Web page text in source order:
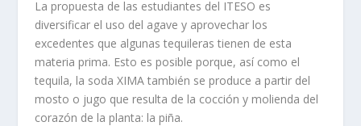
La propuesta de las estudiantes del ITESO es
diversificar el uso del agave y aprovechar los
excedentes que algunas tequileras tienen de esta
materia prima. Esto es posible porque, así como el
tequila, la soda XIMA también se produce a partir del
mosto o jugo que resulta de la cocción y molienda del
corazón de la planta: la piña.